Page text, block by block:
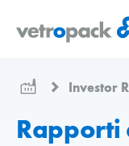
alla
iniziale
Investor
Rapporti